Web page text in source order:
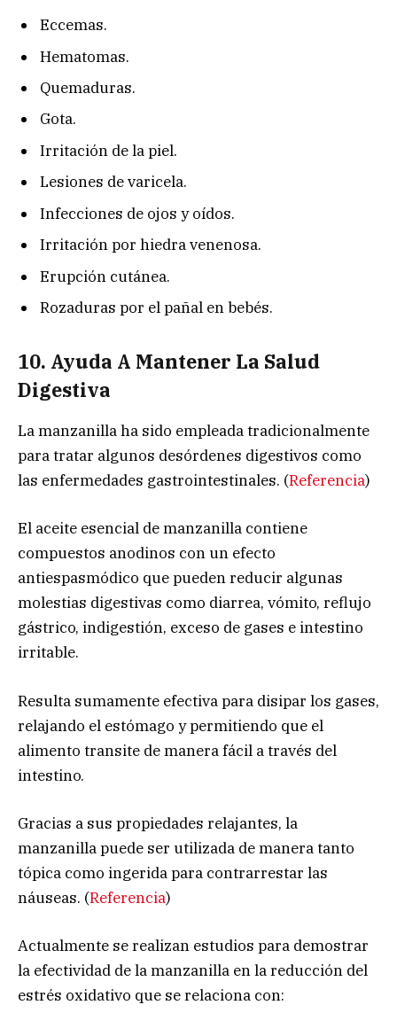
Eccemas.
Hematomas.
Quemaduras.
Gota.
Irritación de la piel.
Lesiones de varicela.
Infecciones de ojos y oídos.
Irritación por hiedra venenosa.
Erupción cutánea.
Rozaduras por el pañal en bebés.
10. Ayuda A Mantener La Salud
Digestiva
La manzanilla ha sido empleada tradicionalmente
para tratar algunos desórdenes digestivos como
las enfermedades gastrointestinales. (Referencia)
El aceite esencial de manzanilla contiene
compuestos anodinos con un efecto
antiespasmódico que pueden reducir algunas
molestias digestivas como diarrea, vómito, reflujo
gástrico, indigestión, exceso de gases e intestino
irritable.
Resulta sumamente efectiva para disipar los gases,
relajando el estómago y permitiendo que el
alimento transite de manera fácil a través del
intestino.
Gracias a sus propiedades relajantes, la
manzanilla puede ser utilizada de manera tanto
tópica como ingerida para contrarrestar las
náuseas. (Referencia)
Actualmente se realizan estudios para demostrar
la efectividad de la manzanilla en la reducción del
estrés oxidativo que se relaciona con: